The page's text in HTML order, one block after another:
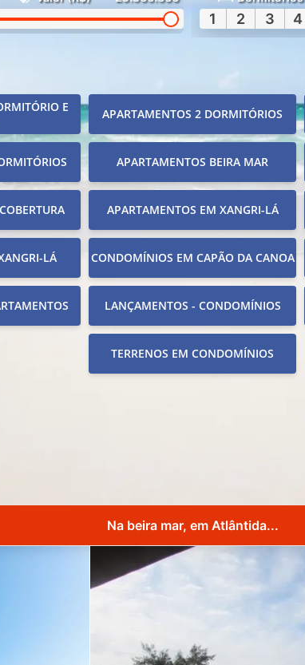
1 2 3 4
E
APARTAMENTOS 2 DORMITÓRIOS
APARTAMENTOS BEIRA MAR
APARTAMENTOS EM XANGRI-LÁ
LÁ CONDOMÍNIOS EM CAPÃO DA CANOA
LANÇAMENTOS - CONDOMÍNIOS
TERRENOS EM CONDOMÍNIOS
Na beira mar, em Atlântida...